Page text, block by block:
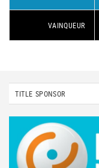
VAINQUEUR
TITLE SPONSOR